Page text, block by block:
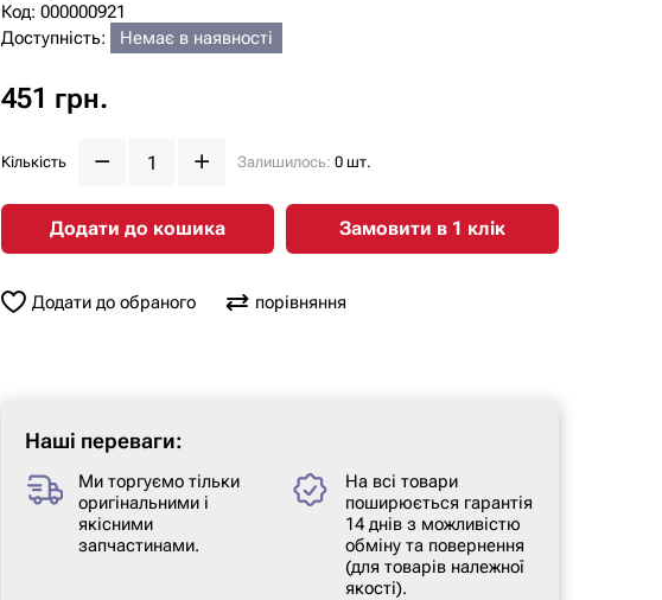
Код: 000000921
Доступність:
Немає в наявності
451 грн.
Кількість Залишилось: 0 шт.
Додати до кошика Замовити в 1 клiк
Додати до обраного порівняння
Наші переваги:
Ми торгуємо тільки
оригінальними і
якісними
запчастинами.
На всі товари
поширюється гарантія
14 днів з можливістю
обміну та повернення
(для товарів належної
якості).